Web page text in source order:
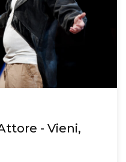
- Vieni,